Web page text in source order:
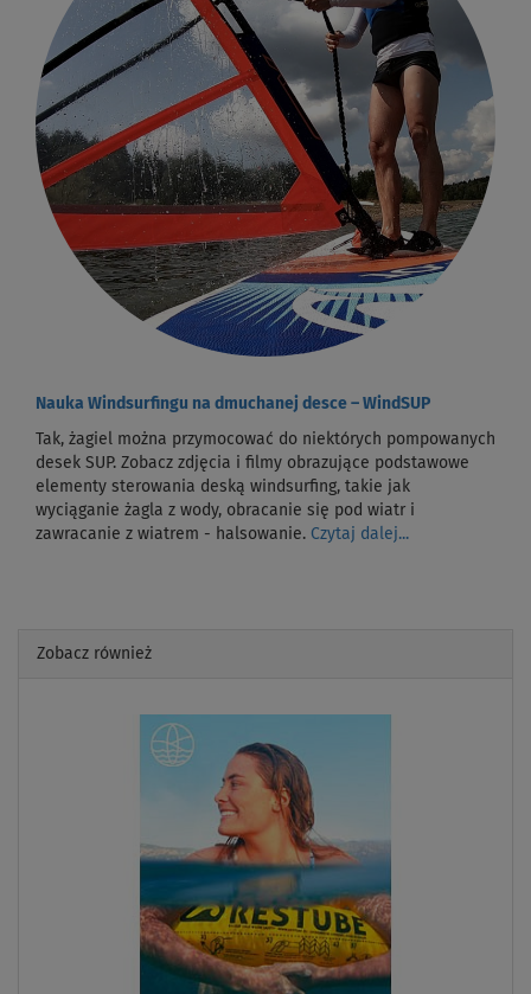
Nauka Windsurfingu na dmuchanej desce – WindSUP
Tak, żagiel można przymocować do niektórych pompowanych
desek SUP. Zobacz zdjęcia i filmy obrazujące podstawowe
elementy sterowania deską windsurfing, takie jak
wyciąganie żagla z wody, obracanie się pod wiatr i
zawracanie z wiatrem - halsowanie. Czytaj dalej...
Zobacz również
Previous